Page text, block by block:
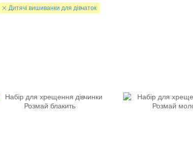
Дитячі вишиванки для дівчаток